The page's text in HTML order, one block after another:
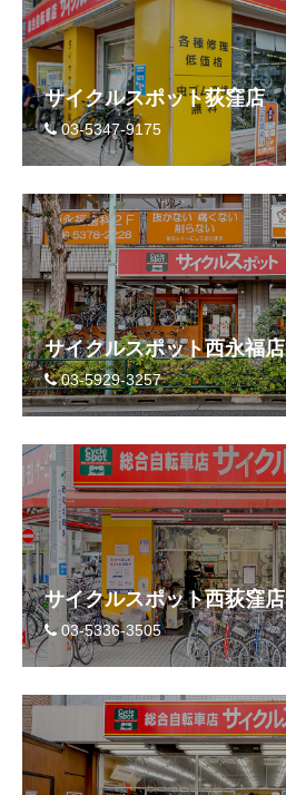
サイクルスポット荻窪店
03-5347-9175
サイクルスポット西永福店
03-5929-3257
サイクルスポット西荻窪店
03-5336-3505